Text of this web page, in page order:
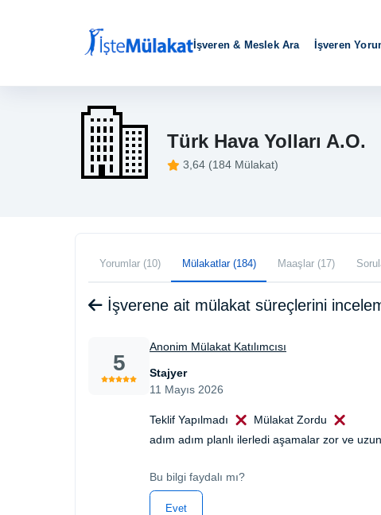
İşveren & Meslek Ara İşveren
Türk Hava Yolları A.O.
3,64 (184 Mülakat)
Yorumlar (10) Mülakatlar (184) Maaşlar (17)
İşverene ait mülakat süreçlerini
5
Anonim Mülakat Katılımcısı
Stajyer
11 Mayıs 2026
Teklif Yapılmadı
Mülakat Zordu
adım adım planlı ilerledi aşamalar zor ve
Bu bilgi faydalı mı?
Evet